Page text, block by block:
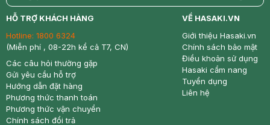
return nowfree price
HỖ TRỢ KHÁCH HÀNG
Hotline: 1800 6324
(Miễn phí , 08-22h kể cả T7, CN)
Các câu hỏi thường gặp
Gửi yêu cầu hỗ trợ
Hướng dẫn đặt hàng
Phương thức thanh toán
Phương thức vận chuyển
Chính sách đổi trả
VỀ HASAKI.VN
Giới thiệu Hasaki.vn
Chính sách bảo mật
Điều khoản sử dụng
Hasaki cẩm nang
Tuyển dụng
Liên hệ